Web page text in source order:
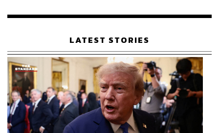
เรือนไทยที่ถูกซุกไว้
LATEST STORIES